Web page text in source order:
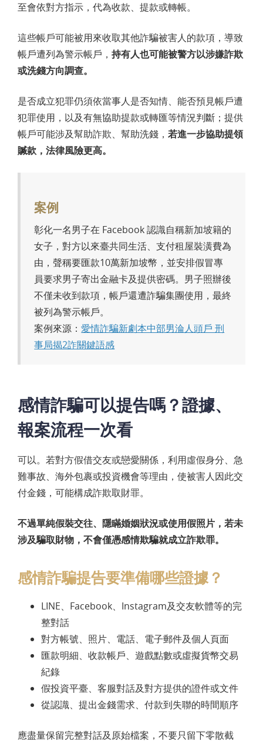
至會依對方指示，代為收款、提款或轉帳。
這些帳戶可能被用來收取其他詐騙被害人的款項，導致
帳戶遭列為警示帳戶， 持有人也可能被警方以涉嫌詐欺
或洗錢方向調查。
是否成立犯罪仍須依當事人是否知情、能否預見帳戶遭
犯罪使用，以及有無協助提款或轉匯等情況判斷；提供
帳戶可能涉及幫助詐欺、幫助洗錢， 若進一步協助提領
贓款，法律風險更高。
案例
彰化一名男子在 Facebook 認識自稱新加坡籍的
女子，對方以來臺共同生活、支付租屋裝潢費為
由，聲稱要匯款10萬新加坡幣，並安排假冒專
員要求男子寄出金融卡及提供密碼。男子照辦後
不僅未收到款項，帳戶還遭詐騙集團使用，最終
被列為警示帳戶。
案例來源：愛情詐騙新劇本中部男淪人頭戶 刑
事局揭2詐關鍵語感
感情詐騙可以提告嗎？證據、
報案流程一次看
可以。若對方假借交友或戀愛關係，利用虛假身分、急
難事故、海外包裹或投資機會等理由，使被害人因此交
付金錢，可能構成詐欺取財罪。
不過單純假裝交往、隱瞞婚姻狀況或使用假照片，若未
涉及騙取財物，不會僅憑感情欺騙就成立詐欺罪。
感情詐騙提告要準備哪些證據？
LINE、Facebook、Instagram及交友軟體等的完
整對話
對方帳號、照片、電話、電子郵件及個人頁面
匯款明細、收款帳戶、遊戲點數或虛擬貨幣交易
紀錄
假投資平臺、客服對話及對方提供的證件或文件
從認識、提出金錢需求、付款到失聯的時間順序
應盡量保留完整對話及原始檔案，不要只留下零散截